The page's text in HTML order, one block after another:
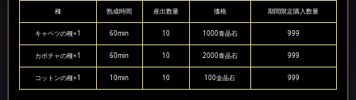
種 熟成時間 産出数量 価格 期間限定購入数量
キャベツの種×1 60min 10 1000青晶石 999
カボチャの種×1 60min 10 2000青晶石 999
コットンの種×1 10min 10 100金晶石 999